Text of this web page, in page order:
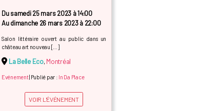
Du samedi 25 mars 2023 à 14:00
Au dimanche 26 mars 2023 à 22:00
Salon littéraire ouvert au public dans un
château art nouveau […]
La Belle Eco,Montréal
Evénement| Publié par : In Da Place
VOIR L'ÉVÉNEMENT